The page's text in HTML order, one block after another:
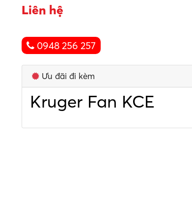
Liên hệ
0948 256 257
Ưu đãi đi kèm
Kruger Fan KCE